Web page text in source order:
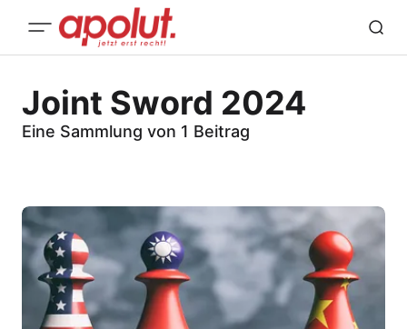
Joint Sword 2024
Eine Sammlung von 1 Beitrag